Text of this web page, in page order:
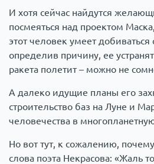
И хотя сейчас найдутся
посмеяться над проектом
этот человек умеет добиваться
определив причину, ее
ракета полетит – можно не
А далеко идущие планы его
строительство баз на Луне и
человечества в
Но вот тут, к сожалению,
слова поэта Некрасова: «Жаль